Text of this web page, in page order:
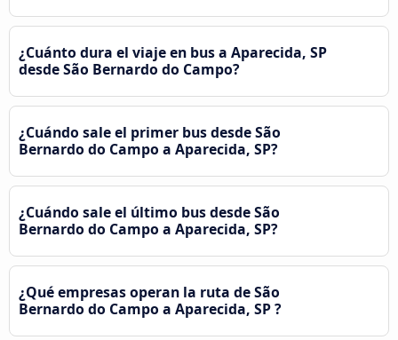
¿Cuánto dura el viaje en bus a Aparecida, SP
desde São Bernardo do Campo?
¿Cuándo sale el primer bus desde São
Bernardo do Campo a Aparecida, SP?
¿Cuándo sale el último bus desde São
Bernardo do Campo a Aparecida, SP?
¿Qué empresas operan la ruta de São
Bernardo do Campo a Aparecida, SP ?